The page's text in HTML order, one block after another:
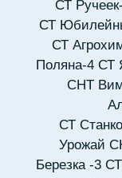
СТ
СТ
СТ
Поляна-4 СТ
СНТ
СТ
Урожай
Березка -3